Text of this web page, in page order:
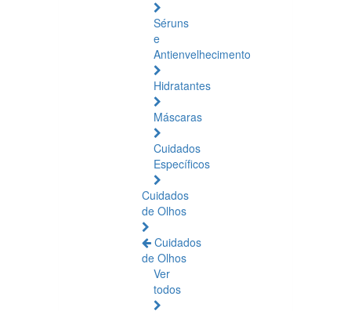
Séruns
e
Antienvelhecimento
Hidratantes
Máscaras
Cuidados
Específicos
Cuidados
de Olhos
Cuidados
de Olhos
Ver
todos